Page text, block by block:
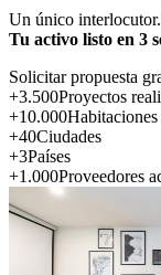
Un único
Tu activo listo en 3
Solicitar propuesta
+3.500Proyectos
+10.000Habitaciones
+40Ciudades
+3Países
+1.000Proveedores